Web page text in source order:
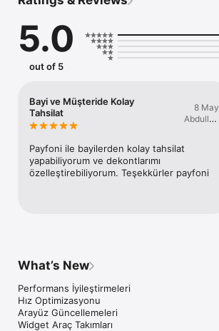
5.0
out of 5
Bayi ve Müşteride Kolay
Tahsilat
8 May
Abdullah
Payfoni ile bayilerden kolay tahsilat
yapabiliyorum ve dekontlarımı
özelleştirebiliyorum. Teşekkürler payfoni
What’s New
Performans İyileştirmeleri
Hız Optimizasyonu
Arayüz Güncellemeleri
Widget Araç Takımları